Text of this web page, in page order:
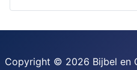
Copyright © 2026 Bijbel en